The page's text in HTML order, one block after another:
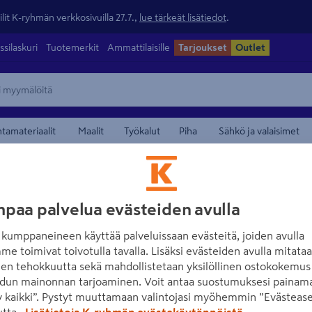
K-ryhmän verkkosivuilla 27.7., lue tärkeät lisätiedot
Tuotemerkit Ammattilaisille Tarjoukset Outlet
Maalit Työkalut Piha Sähkö ja valaisimet
Huopatarra
Tuotenumero: 500935638
Koko: 20 x 3 mm, ruskea,
palvelua evästeiden avulla
käyttää palveluissaan evästeitä, joiden avulla
toimivat toivotulla tavalla. Lisäksi evästeiden avulla
tehokkuutta sekä mahdollistetaan yksilöllinen ostokokemus
mainonnan tarjoaminen. Voit antaa suostumuksesi
kaikki”. Pystyt muuttamaan valintojasi myöhemmin